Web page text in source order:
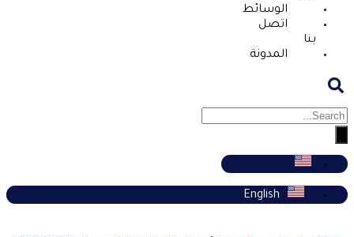
الوسائط
اتصل
بنا
المدونة
English